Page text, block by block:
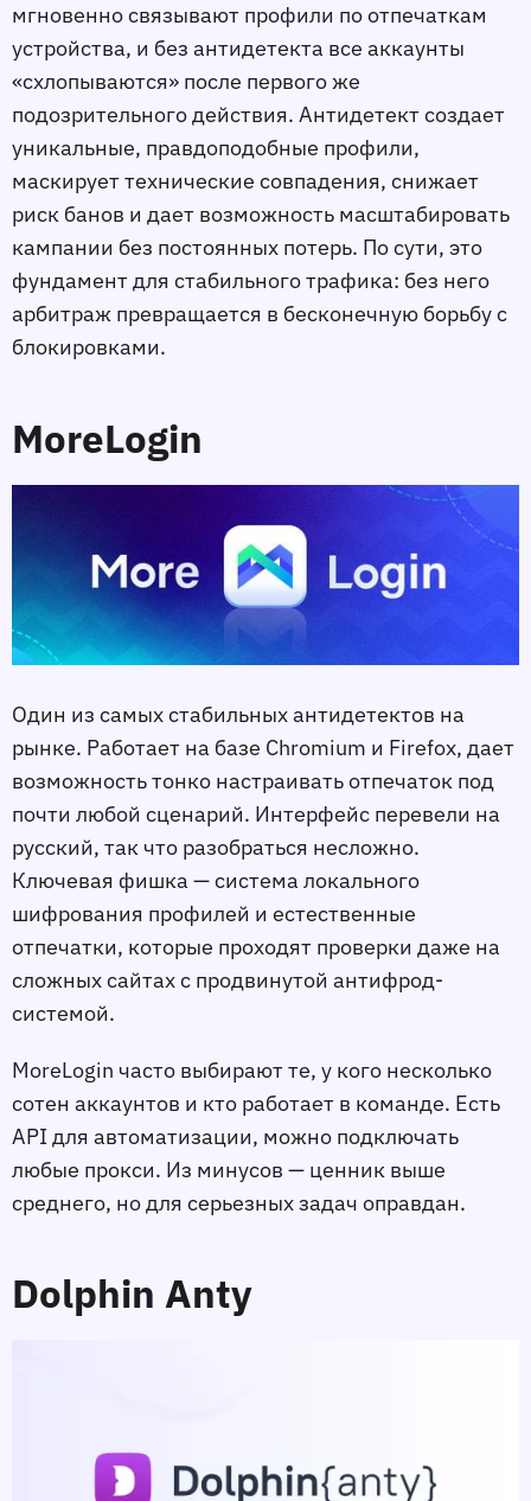
мгновенно связывают профили по отпечаткам
устройства, и без антидетекта все аккаунты
«схлопываются» после первого же
подозрительного действия. Антидетект создает
уникальные, правдоподобные профили,
маскирует технические совпадения, снижает
риск банов и дает возможность масштабировать
кампании без постоянных потерь. По сути, это
фундамент для стабильного трафика: без него
арбитраж превращается в бесконечную борьбу с
блокировками.
MoreLogin
Один из самых стабильных антидетектов на
рынке. Работает на базе Chromium и Firefox, дает
возможность тонко настраивать отпечаток под
почти любой сценарий. Интерфейс перевели на
русский, так что разобраться несложно.
Ключевая фишка — система локального
шифрования профилей и естественные
отпечатки, которые проходят проверки даже на
сложных сайтах с продвинутой антифрод-
системой.
MoreLogin часто выбирают те, у кого несколько
сотен аккаунтов и кто работает в команде. Есть
API для автоматизации, можно подключать
любые прокси. Из минусов — ценник выше
среднего, но для серьезных задач оправдан.
Dolphin Anty